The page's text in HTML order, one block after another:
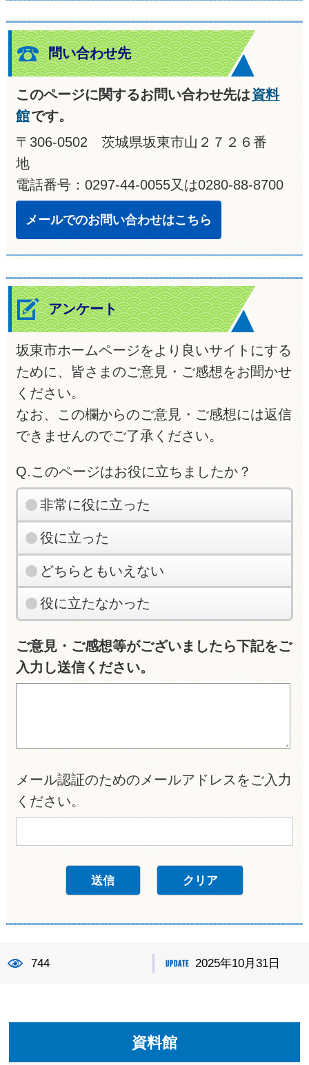
問い合わせ先
このページに関するお問い合わせ先は資料
館です。
〒306-0502 茨城県坂東市山２７２６番
地
電話番号：0297-44-0055又は0280-88-8700
メールでのお問い合わせはこちら
アンケート
坂東市ホームページをより良いサイトにする
ために、皆さまのご意見・ご感想をお聞かせ
ください。
なお、この欄からのご意見・ご感想には返信
できませんのでご了承ください。
Q.このページはお役に立ちましたか？
非常に役に立った
役に立った
どちらともいえない
役に立たなかった
ご意見・ご感想等がございましたら下記をご
入力し送信ください。
メール認証のためのメールアドレスをご入力
ください。
744 2025年10月31日
資料館